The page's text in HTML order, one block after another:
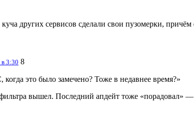
куча других сервисов сделали свои пузомерки,
3:30 8
это было замечено? Тоже в недавнее время?»
вышел. Последний апдейт тоже «порадовал»